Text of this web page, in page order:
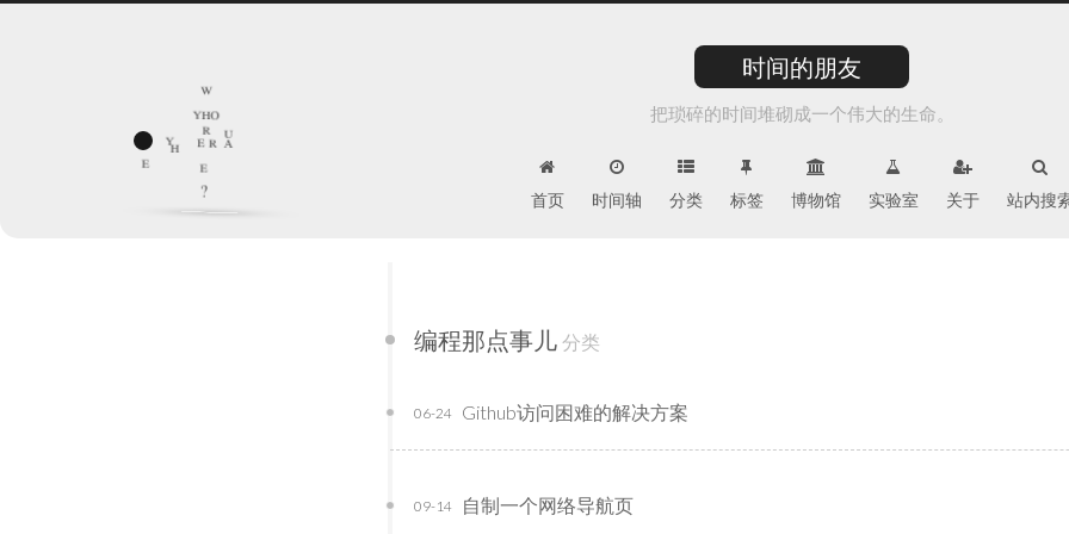
时间的朋友
把琐碎的时间堆砌成一个伟大的生命。
首页 时间轴 分类 标签 博物馆 实验室 关于 站内搜
w
h
y o
u
r
e
h
r
e
?
编程那点事儿 分类
Github访问困难的解决方案
06-24
自制一个网络导航页
09-14